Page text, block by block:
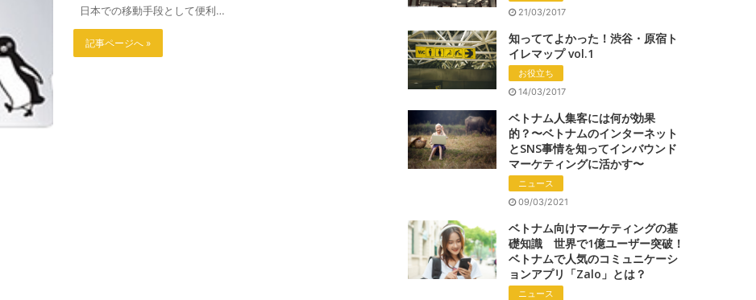
日本での移動手段として便利…
記事ページへ »
21/03/2017
知っててよかった！渋谷・原宿ト
イレマップ vol.1
お役立ち
14/03/2017
ベトナム人集客には何が効果
的？〜ベトナムのインターネット
とSNS事情を知ってインバウンド
マーケティングに活かす〜
ニュース
09/03/2021
ベトナム向けマーケティングの基
礎知識 世界で1億ユーザー突破！
ベトナムで人気のコミュニケーシ
ョンアプリ「Zalo」とは？
ニュース